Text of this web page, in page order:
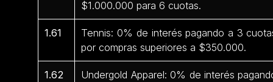
$1.000.000 para 6 cuotas.
1.61
Tennis: 0% de interés pagando a 3
por compras superiores a $350.000.
1.62
Undergold Apparel: 0% de interés